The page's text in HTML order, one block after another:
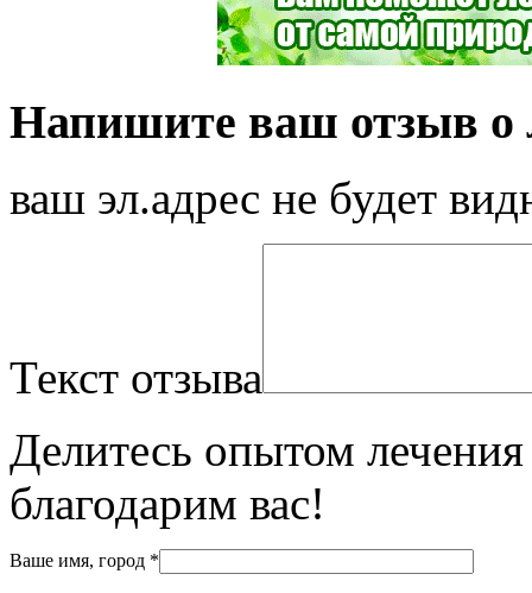
Напишите ваш отзыв о
ваш эл.адрес не будет
Текст отзыва
Делитесь опытом
благодарим вас!
Ваше имя, город *